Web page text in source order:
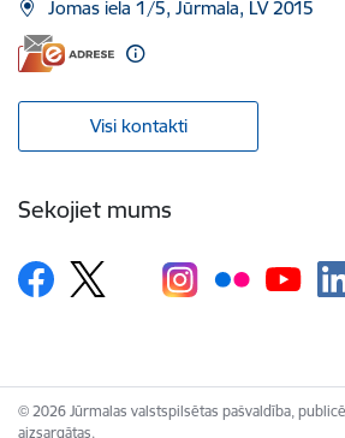
Jomas iela 1/5, Jūrmala, LV 2015
Visi kontakti
Sekojiet mums
© 2026 Jūrmalas valstspilsētas pašvaldība,
aizsargātas.